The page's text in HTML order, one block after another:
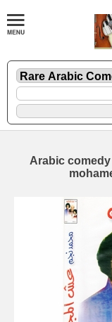
Arabic